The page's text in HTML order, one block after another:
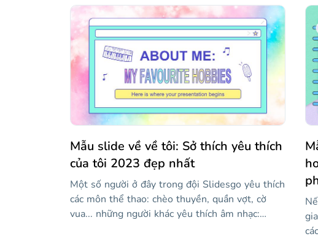
viết về những gì bạn đã làm trong kỳ nghỉ, nơi
bạn đã đi, những gì bạn đã thấy, nơi bạn chơi,
v.v. Đây là mẫu mà bạn đang tìm kiếm, bởi vì nó
sẽ "dạy" bạn cách giữ một cuốn nhật ký. Chúng
tôi cũng đã thêm một số nhãn dán — chúng rất
tuyệt và hài hước!
Mẫu slide về về tôi: Sở thích yêu thích
của tôi 2023 đẹp nhất
Một số người ở đây trong đội Slidesgo yêu thích
các môn thể thao: chèo thuyền, quần vợt, cờ
vua... những người khác yêu thích âm nhạc: